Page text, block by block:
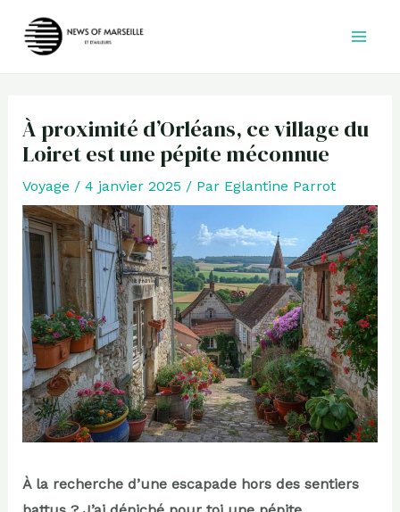
À proximité d’Orléans, ce village du
Loiret est une pépite méconnue
Voyage / 4 janvier 2025 / Par Eglantine Parrot
À la recherche d’une escapade hors des sentiers